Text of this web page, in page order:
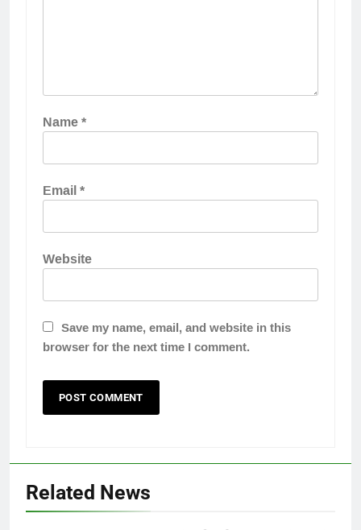
Name*
Email*
Website
Save my name, email, and website in this
browser for the next time I comment.
Related News